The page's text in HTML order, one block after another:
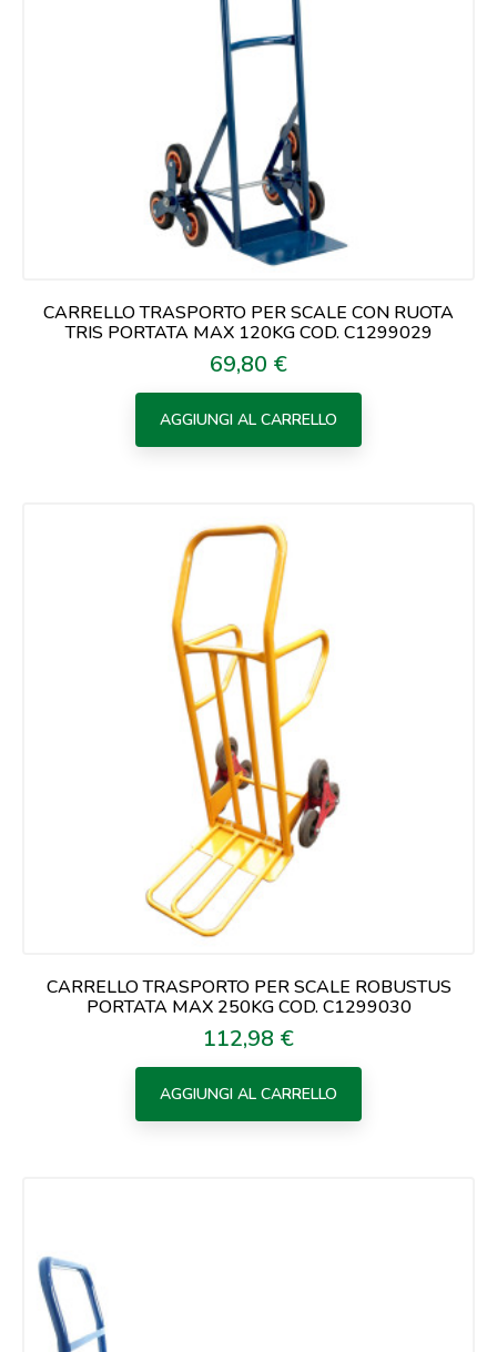
CARRELLO TRASPORTO PER SCALE CON RUOTA
TRIS PORTATA MAX 120KG COD. C1299029
Prezzo
69,80 €
AGGIUNGI AL CARRELLO
CARRELLO TRASPORTO PER SCALE ROBUSTUS
PORTATA MAX 250KG COD. C1299030
Prezzo
112,98 €
AGGIUNGI AL CARRELLO